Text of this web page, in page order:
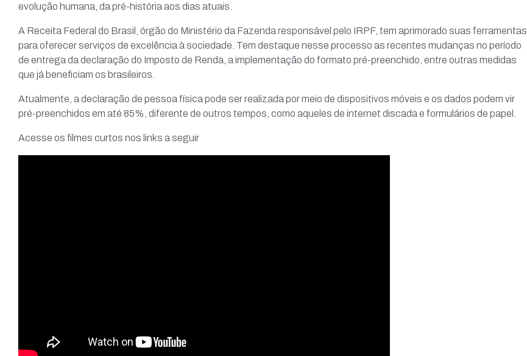
evolução humana, da pré-história aos dias atuais.
A Receita Federal do Brasil, órgão do Ministério da Fazenda responsável pelo IRPF, tem aprimorado suas ferramentas
para oferecer serviços de excelência à sociedade. Tem destaque nesse processo as recentes mudanças no período
de entrega da declaração do Imposto de Renda, a implementação do formato pré-preenchido, entre outras medidas
que já beneficiam os brasileiros.
Atualmente, a declaração de pessoa física pode ser realizada por meio de dispositivos móveis e os dados podem vir
pré-preenchidos em até 85%, diferente de outros tempos, como aqueles de internet discada e formulários de papel.
Acesse os filmes curtos nos links a seguir